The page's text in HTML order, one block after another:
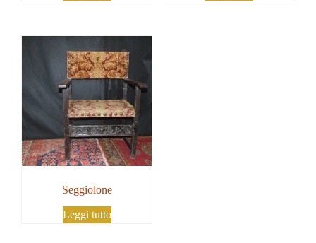
Seggiolone
Leggi tutto